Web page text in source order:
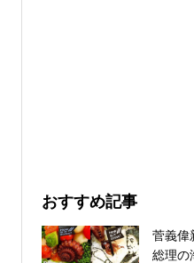
おすすめ記事
菅義偉
総理の